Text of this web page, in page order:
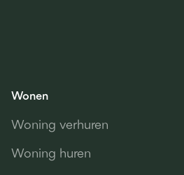
Wonen
Woning verhuren
Woning huren